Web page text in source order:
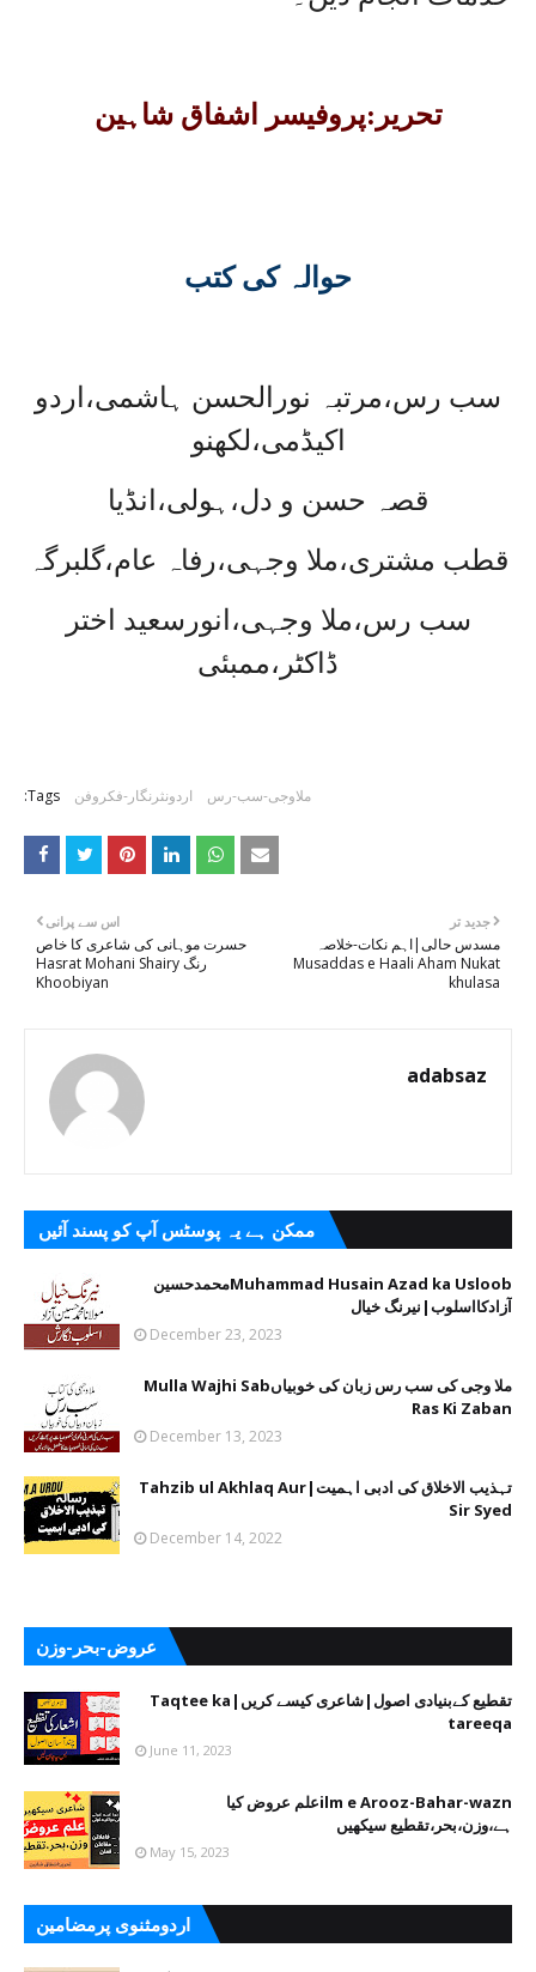
تحریر:پروفیسر اشفاق شاہین
حوالہ کی کتب
سب رس،مرتبہ نورالحسن ہاشمی،اردو
اکیڈمی،لکھنو
قصہ حسن و دل،ہولی،انڈیا
قطب مشتری،ملا وجہی،رفاہ عام،گلبرگہ
سب رس،ملا وجہی،انورسعید اختر
ڈاکٹر،ممبئی
Tags: اردونثرنگار-فکروفن ملاوجی-سب-رس
جدید تر
مسدس حالی|اہم نکات-خلاصہ
Musaddas e Haali Aham Nukat
khulasa
اس سے پرانی
حسرت موہانی کی شاعری کا خاص
رنگ Hasrat Mohani Shairy
Khoobiyan
adabsaz
ممکن ہے یہ پوسٹس آپ کو پسند آئیں
Muhammad Husain Azad ka Usloobمحمدحسین
آزادکااسلوب|نیرنگ خیال
December 23, 2023
ملا وجی کی سب رس زبان کی خوبیاںMulla Wajhi Sab
Ras Ki Zaban
December 13, 2023
تہذیب الاخلاق کی ادبی اہمیت|Tahzib ul Akhlaq Aur
Sir Syed
December 14, 2022
عروض-بحر-وزن
تقطیع کےبنیادی اصول|شاعری کیسے کریں|Taqtee ka
tareeqa
June 11, 2023
ilm e Arooz-Bahar-waznعلم عروض کیا
ہے،وزن،بحر،تقطیع سیکھیں
May 15, 2023
اردومثنوی پرمضامین